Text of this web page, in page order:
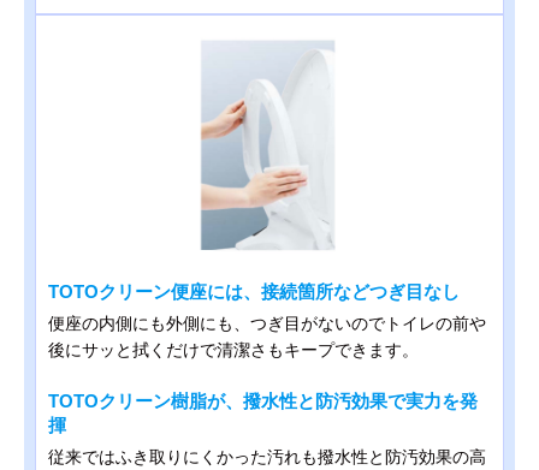
TOTOクリーン便座には、接続箇所などつぎ目なし
便座の内側にも外側にも、つぎ目がないのでトイレの前や
後にサッと拭くだけで清潔さもキープできます。
TOTOクリーン樹脂が、撥水性と防汚効果で実力を発
揮
従来ではふき取りにくかった汚れも撥水性と防汚効果の高